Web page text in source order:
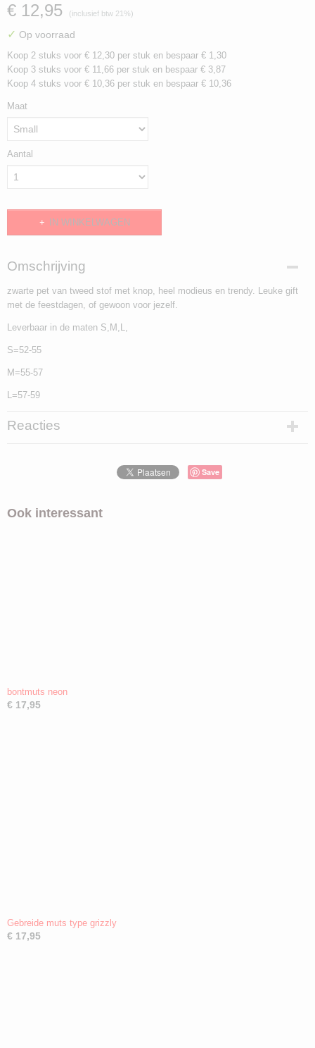
€ 12,95 (inclusief btw 21%)
✓ Op voorraad
Koop 2 stuks voor € 12,30 per stuk en bespaar € 1,30
Koop 3 stuks voor € 11,66 per stuk en bespaar € 3,87
Koop 4 stuks voor € 10,36 per stuk en bespaar € 10,36
Maat
Aantal
IN WINKELWAGEN
Omschrijving
zwarte pet van tweed stof met knop, heel modieus en trendy. Leuke gift
met de feestdagen, of gewoon voor jezelf.
Leverbaar in de maten S,M,L,
S=52-55
M=55-57
L=57-59
Reacties
Save
Ook interessant
bontmuts neon
€ 17,95
Gebreide muts type grizzly
€ 17,95